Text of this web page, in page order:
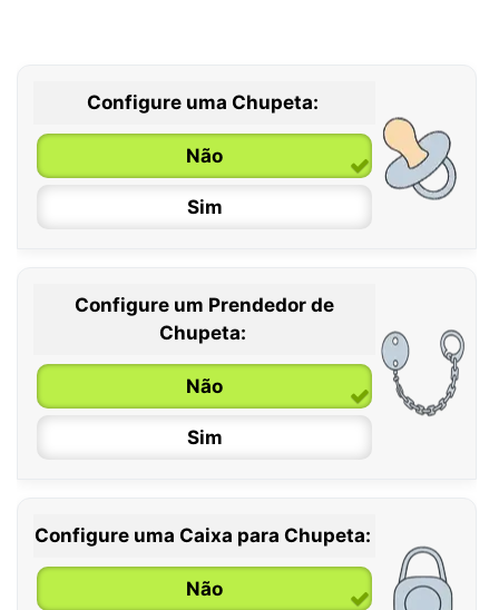
Configure uma Chupeta:
Não
Sim
0 / 6 meses
6 / 36 meses
Configure um Prendedor de
Chupeta:
Não
Sim
Configure uma Caixa para Chupeta:
Não